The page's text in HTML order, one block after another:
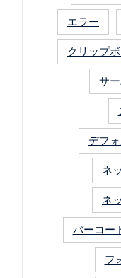
エラー
クリップ
サ
デフ
ネ
ネ
バーコー
フ